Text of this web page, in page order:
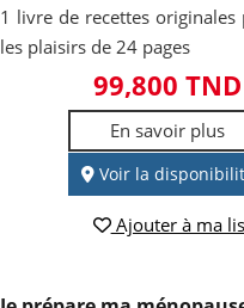
1 livre de recettes
les plaisirs de 24 pages
99,800 TND
En savoir plus
Voir la
Ajouter à ma